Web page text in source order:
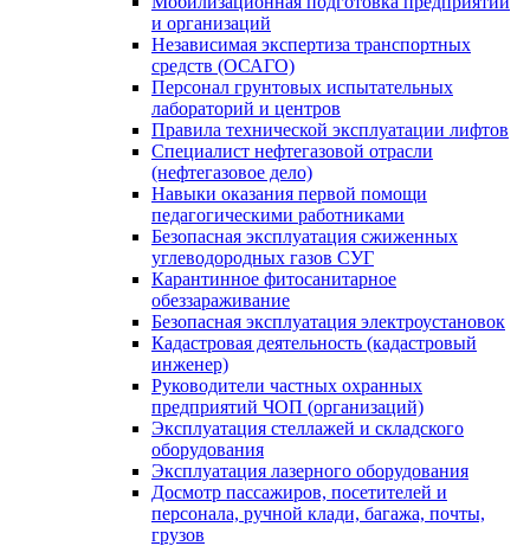
и организаций
Независимая экспертиза транспортных
средств (ОСАГО)
Персонал грунтовых испытательных
лабораторий и центров
Правила технической эксплуатации лифтов
Специалист нефтегазовой отрасли
(нефтегазовое дело)
Навыки оказания первой помощи
педагогическими работниками
Безопасная эксплуатация сжиженных
углеводородных газов СУГ
Карантинное фитосанитарное
обеззараживание
Безопасная эксплуатация электроустановок
Кадастровая деятельность (кадастровый
инженер)
Руководители частных охранных
предприятий ЧОП (организаций)
Эксплуатация стеллажей и складского
оборудования
Эксплуатация лазерного оборудования
Досмотр пассажиров, посетителей и
персонала, ручной клади, багажа, почты,
грузов